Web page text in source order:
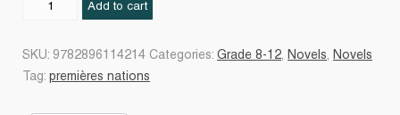
Aussi
Add to cart
SKU: 9782896114214 Categories: Grade 8-12, Novels,
Novels
Tag: premières nations